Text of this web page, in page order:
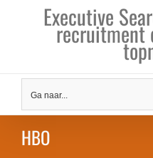
Executive
recruitment
Ga naar...
HBO